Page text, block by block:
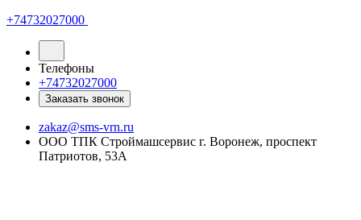
+74732027000
Телефоны
+74732027000
Заказать звонок
zakaz@sms-vrn.ru
ООО ТПК Строймашсервис г. Воронеж, проспект
Патриотов, 53А